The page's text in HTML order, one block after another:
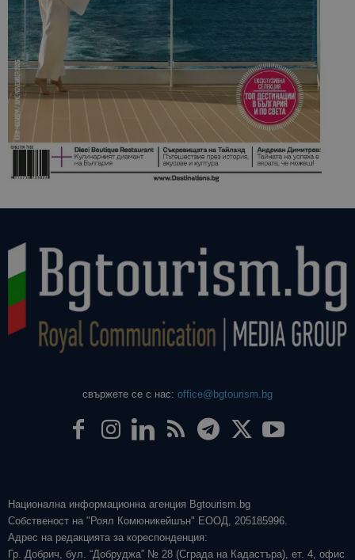
свържете се с нас: office@bgtourism.bg
Национална информационна агенция Bgtourism.bg
Собственост на "Роял Комюникейшън" ЕООД, 205185996.
Адрес на редакцията за кореспонденция:
Гр. Добрич, бул. “Добруджа” № 28 (Сграда на Кадастъра), ет. 4, офис